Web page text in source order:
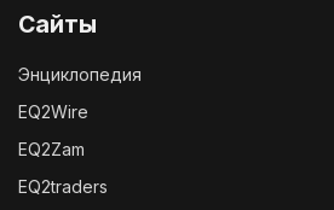
Сайты
Энциклопедия
EQ2Wire
EQ2Zam
EQ2traders